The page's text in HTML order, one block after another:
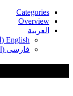
Categories
Overview
العربية
English
(
فارسی (